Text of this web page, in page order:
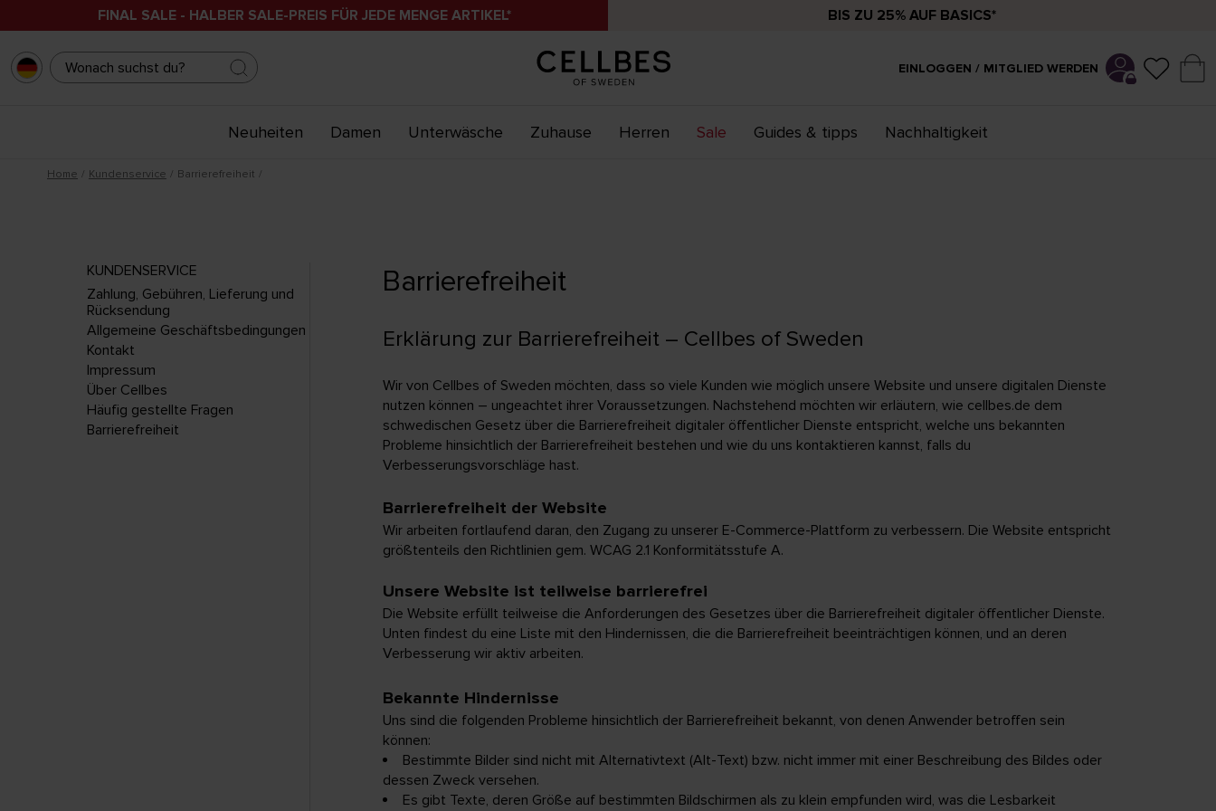
FINAL SALE - HALBER SALE-PREIS FÜR JEDE MENGE ARTIKEL* BIS ZU 25% AUF BASICS*
EINLOGGEN / MITGLIED WERDEN
Neuheiten Damen Unterwäsche Zuhause Herren Sale Guides & tipps Nachhaltigkeit
Home Kundenservice Barrierefreiheit
KUNDENSERVICE
Zahlung, Gebühren, Lieferung und
Rücksendung
Allgemeine Geschäftsbedingungen
Kontakt
Impressum
Über Cellbes
Häufig gestellte Fragen
Barrierefreiheit
Barrierefreiheit
Erklärung zur Barrierefreiheit – Cellbes of Sweden
Wir von Cellbes of Sweden möchten, dass so viele Kunden wie möglich unsere Website und unsere digitalen Dienste
nutzen können – ungeachtet ihrer Voraussetzungen. Nachstehend möchten wir erläutern, wie cellbes.de dem
schwedischen Gesetz über die Barrierefreiheit digitaler öffentlicher Dienste entspricht, welche uns bekannten
Probleme hinsichtlich der Barrierefreiheit bestehen und wie du uns kontaktieren kannst, falls du
Verbesserungsvorschläge hast.
Barrierefreiheit der Website
Wir arbeiten fortlaufend daran, den Zugang zu unserer E-Commerce-Plattform zu verbessern. Die Website entspricht
größtenteils den Richtlinien gem. WCAG 2.1 Konformitätsstufe A.
Unsere Website ist teilweise barrierefrei
Die Website erfüllt teilweise die Anforderungen des Gesetzes über die Barrierefreiheit digitaler öffentlicher Dienste.
Unten findest du eine Liste mit den Hindernissen, die die Barrierefreiheit beeinträchtigen können, und an deren
Verbesserung wir aktiv arbeiten.
Bekannte Hindernisse
Uns sind die folgenden Probleme hinsichtlich der Barrierefreiheit bekannt, von denen Anwender betroffen sein
können:
Bestimmte Bilder sind nicht mit Alternativtext (Alt-Text) bzw. nicht immer mit einer Beschreibung des Bildes oder
dessen Zweck versehen.
Es gibt Texte, deren Größe auf bestimmten Bildschirmen als zu klein empfunden wird, was die Lesbarkeit